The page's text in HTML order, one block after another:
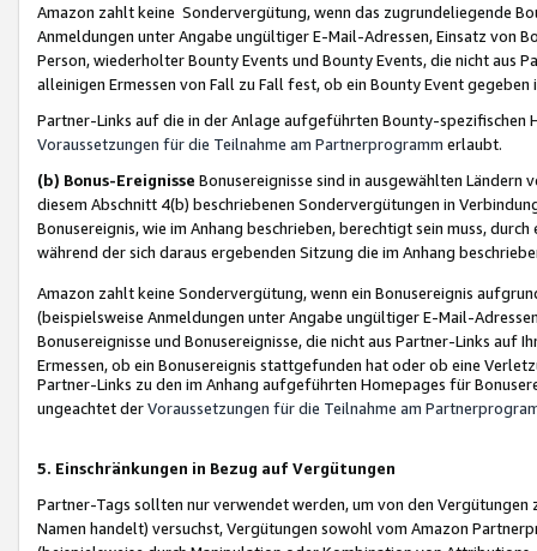
Amazon zahlt keine Sondervergütung, wenn das zugrundeliegende
Anmeldungen unter Angabe ungültiger E-Mail-Adressen, Einsatz von
Person, wiederholter Bounty Events und Bounty Events, die nicht
alleinigen Ermessen von Fall zu Fall fest, ob ein Bounty Event
Partner-Links auf die in der Anlage aufgeführten Bounty-spezifischen
Voraussetzungen für die Teilnahme am Partnerprogramm erlaubt.
(b) Bonus-Ereignisse Bonusereignisse sind in ausgewählten Ländern
diesem Abschnitt 4(b) beschriebenen Sondervergütungen in
Bonusereignis, wie im Anhang beschrieben, berechtigt sein muss,
während der sich daraus ergebenden Sitzung die im Anhang
Amazon zahlt keine Sondervergütung, wenn ein Bonusereignis
(beispielsweise Anmeldungen unter Angabe ungültiger E-Mail-
Bonusereignisse und Bonusereignisse, die nicht aus Partner-Links auf
Ermessen, ob ein Bonusereignis stattgefunden hat oder ob eine
Partner-Links zu den im Anhang aufgeführten Homepages für
ungeachtet derVoraussetzungen für die Teilnahme am
5. Einschränkungen in Bezug auf Vergütungen
Partner-Tags sollten nur verwendet werden, um von den
Namen handelt) versuchst, Vergütungen sowohl vom Amazon